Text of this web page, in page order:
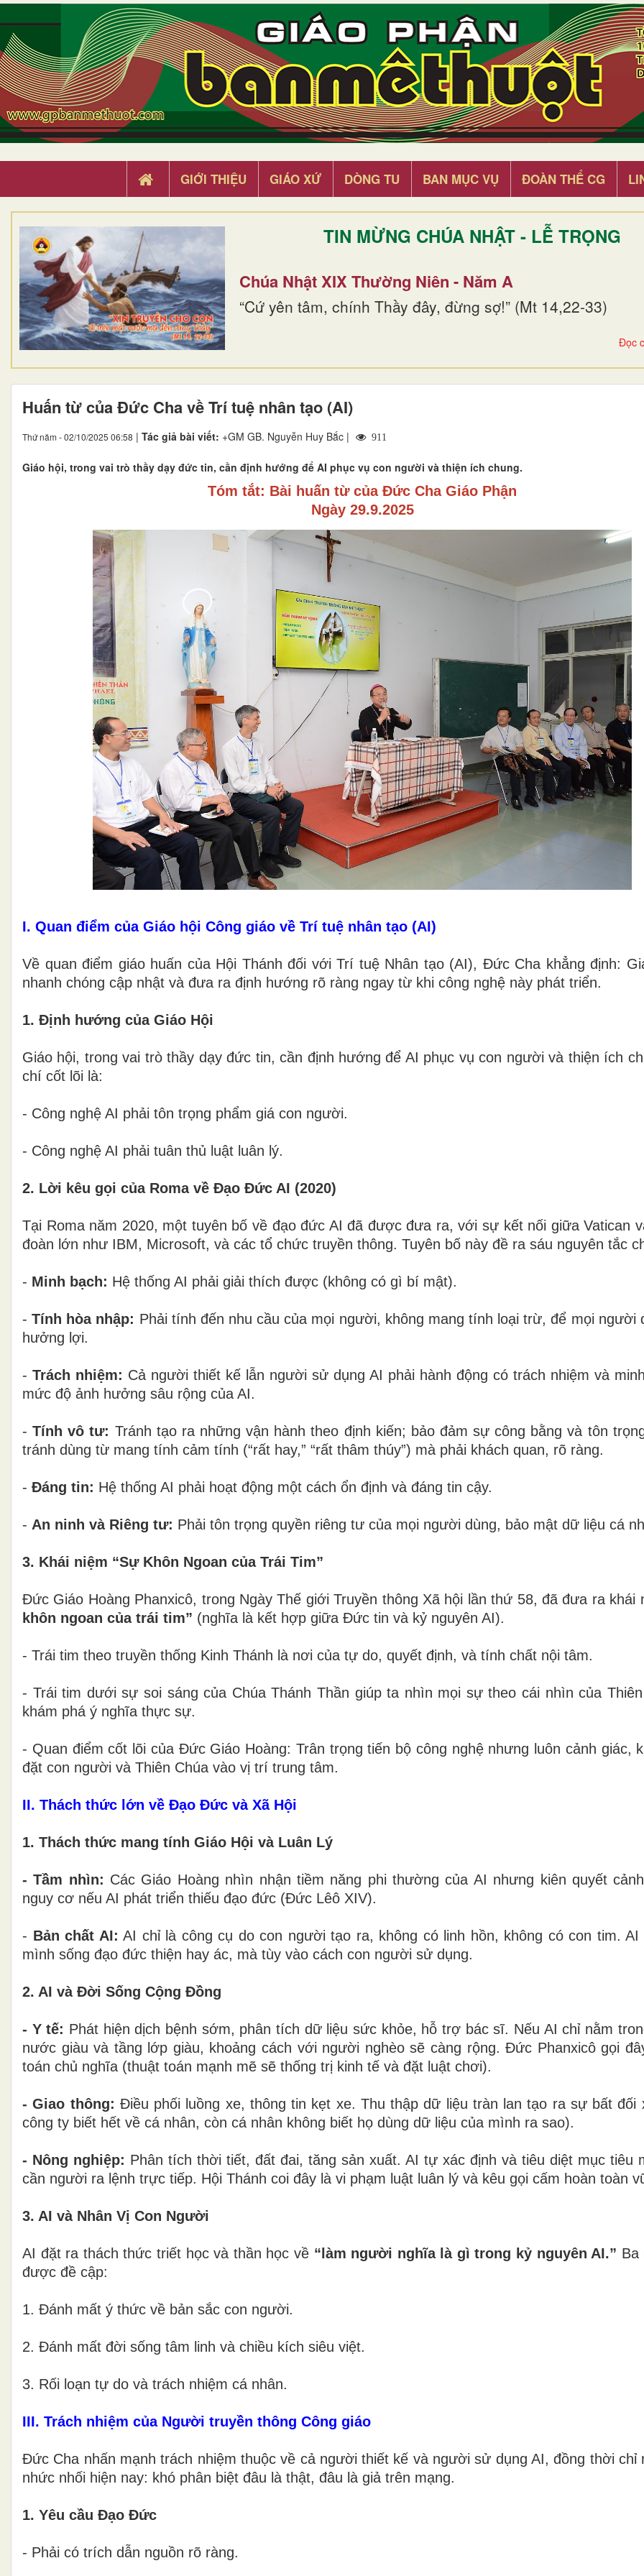
GIỚI THIỆU GIÁO XỨ DÒNG TU BAN MỤC VỤ ĐOÀN THỂ CG
TIN MỪNG CHÚA NHẬT - LỄ TRỌNG
Chúa Nhật XIX Thường Niên - Năm A
“Cứ yên tâm, chính Thầy đây, đừng sợ!” (Mt 14,22-33)
Đọc
Huấn từ của Đức Cha về Trí tuệ nhân tạo (AI)
Thứ năm - 02/10/2025 06:58 | Tác giả bài viết: +GM GB. Nguyễn Huy Bắc | 911
Giáo hội, trong vai trò thầy dạy đức tin, cần định hướng để AI phục vụ con người và thiện ích chung.
Tóm tắt: Bài huấn từ của Đức Cha Giáo Phận
Ngày 29.9.2025
I. Quan điểm của Giáo hội Công giáo về Trí tuệ nhân tạo (AI)
Về quan điểm giáo huấn của Hội Thánh đối với Trí tuệ Nhân tạo (AI), Đức Cha khẳng định:
nhanh chóng cập nhật và đưa ra định hướng rõ ràng ngay từ khi công nghệ này phát triển.
1. Định hướng của Giáo Hội
Giáo hội, trong vai trò thầy dạy đức tin, cần định hướng để AI phục vụ con người và thiện ích
chí cốt lõi là:
- Công nghệ AI phải tôn trọng phẩm giá con người.
- Công nghệ AI phải tuân thủ luật luân lý.
2. Lời kêu gọi của Roma về Đạo Đức AI (2020)
Tại Roma năm 2020, một tuyên bố về đạo đức AI đã được đưa ra, với sự kết nối giữa Vatican
đoàn lớn như IBM, Microsoft, và các tổ chức truyền thông. Tuyên bố này đề ra sáu nguyên tắc
- Minh bạch: Hệ thống AI phải giải thích được (không có gì bí mật).
-Tính hòa nhập: Phải tính đến nhu cầu của mọi người, không mang tính loại trừ, để mọi người
hưởng lợi.
- Trách nhiệm: Cả người thiết kế lẫn người sử dụng AI phải hành động có trách nhiệm và
mức độ ảnh hưởng sâu rộng của AI.
-Tính vô tư: Tránh tạo ra những vận hành theo định kiến; bảo đảm sự công bằng và tôn
tránh dùng từ mang tính cảm tính (“rất hay,” “rất thâm thúy”) mà phải khách quan, rõ ràng.
- Đáng tin: Hệ thống AI phải hoạt động một cách ổn định và đáng tin cậy.
- An ninh và Riêng tư: Phải tôn trọng quyền riêng tư của mọi người dùng, bảo mật dữ liệu cá
3. Khái niệm “Sự Khôn Ngoan của Trái Tim”
Đức Giáo Hoàng Phanxicô, trong Ngày Thế giới Truyền thông Xã hội lần thứ 58, đã đưa ra khái
khôn ngoan của trái tim” (nghĩa là kết hợp giữa Đức tin và kỷ nguyên AI).
- Trái tim theo truyền thống Kinh Thánh là nơi của tự do, quyết định, và tính chất nội tâm.
- Trái tim dưới sự soi sáng của Chúa Thánh Thần giúp ta nhìn mọi sự theo cái nhìn của
khám phá ý nghĩa thực sự.
- Quan điểm cốt lõi của Đức Giáo Hoàng: Trân trọng tiến bộ công nghệ nhưng luôn cảnh giác,
đặt con người và Thiên Chúa vào vị trí trung tâm.
II. Thách thức lớn về Đạo Đức và Xã Hội
1. Thách thức mang tính Giáo Hội và Luân Lý
- Tầm nhìn: Các Giáo Hoàng nhìn nhận tiềm năng phi thường của AI nhưng kiên quyết
nguy cơ nếu AI phát triển thiếu đạo đức (Đức Lêô XIV).
- Bản chất AI: AI chỉ là công cụ do con người tạo ra, không có linh hồn, không có con tim. AI
mình sống đạo đức thiện hay ác, mà tùy vào cách con người sử dụng.
2. AI và Đời Sống Cộng Đồng
- Y tế: Phát hiện dịch bệnh sớm, phân tích dữ liệu sức khỏe, hỗ trợ bác sĩ. Nếu AI chỉ nằm
nước giàu và tầng lớp giàu, khoảng cách với người nghèo sẽ càng rộng. Đức Phanxicô gọi
toán chủ nghĩa (thuật toán mạnh mẽ sẽ thống trị kinh tế và đặt luật chơi).
- Giao thông: Điều phối luồng xe, thông tin kẹt xe. Thu thập dữ liệu tràn lan tạo ra sự bất đối
công ty biết hết về cá nhân, còn cá nhân không biết họ dùng dữ liệu của mình ra sao).
- Nông nghiệp: Phân tích thời tiết, đất đai, tăng sản xuất. AI tự xác định và tiêu diệt mục tiêu
cần người ra lệnh trực tiếp. Hội Thánh coi đây là vi phạm luật luân lý và kêu gọi cấm hoàn toàn
3. AI và Nhân Vị Con Người
AI đặt ra thách thức triết học và thần học về “làm người nghĩa là gì trong kỷ nguyên AI.” Ba
được đề cập:
1. Đánh mất ý thức về bản sắc con người.
2. Đánh mất đời sống tâm linh và chiều kích siêu việt.
3. Rối loạn tự do và trách nhiệm cá nhân.
III. Trách nhiệm của Người truyền thông Công giáo
Đức Cha nhấn mạnh trách nhiệm thuộc về cả người thiết kế và người sử dụng AI, đồng thời chỉ
nhức nhối hiện nay: khó phân biệt đâu là thật, đâu là giả trên mạng.
1. Yêu cầu Đạo Đức
- Phải có trích dẫn nguồn rõ ràng.